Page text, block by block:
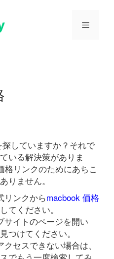
メ
していますか？それで
いる解決策がありま
リンクのためにあちこ
りません。
リンクからmacbook 価格
てください。
サイトのページを開い
つけてください。
セスできない場合は、
でもう一度検索してみ